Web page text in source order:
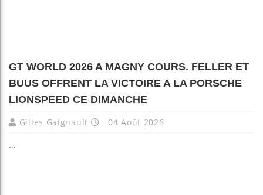
GT WORLD 2026 A MAGNY COURS. FELLER ET
BUUS OFFRENT LA VICTOIRE A LA PORSCHE
LIONSPEED CE DIMANCHE
Gilles Gaignault 04 Août 2026
...